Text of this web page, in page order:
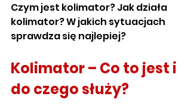
Czym jest kolimator? Jak działa
kolimator? W jakich sytuacjach
sprawdza się najlepiej?
Kolimator – Co to jest i
do czego służy?